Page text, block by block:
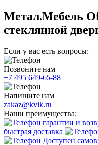
Метал.Мебель
стеклянной
Если у вас есть вопросы:
Позвоните нам
+7 495 649-65-88
Напишите нам
zakaz@kvik.ru
Наши преимущества:
гарантии и
быстрая доставка
Доступен